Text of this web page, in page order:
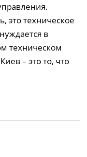
это техническое
в
техническом
– это то, что